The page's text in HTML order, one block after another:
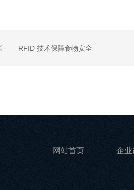
RFID 技术保障食物安全
网站首页 企业